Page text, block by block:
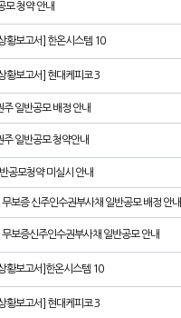
모 청약 안내
황보고서] 한온시스템 10
황보고서] 현대케피코 3
일반공모 배정 안내
일반공모 청약안내
공모청약 미실시 안내
보증 신주인수권부사채 일반공모 배정 안내
보증신주인수권부사채 일반공모 안내
황보고서]한온시스템 10
황보고서] 현대케피코 3